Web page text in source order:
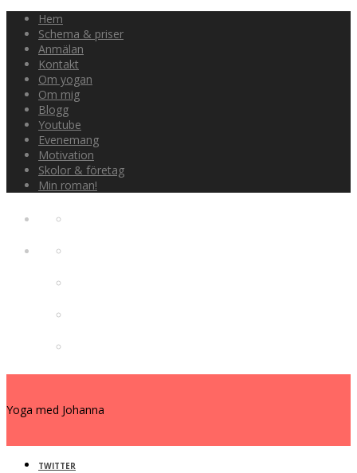
Hem
Schema & priser
Anmälan
Kontakt
Om yogan
Om mig
Blogg
Youtube
Evenemang
Motivation
Skolor & företag
Min roman!
Yoga med Johanna
TWITTER